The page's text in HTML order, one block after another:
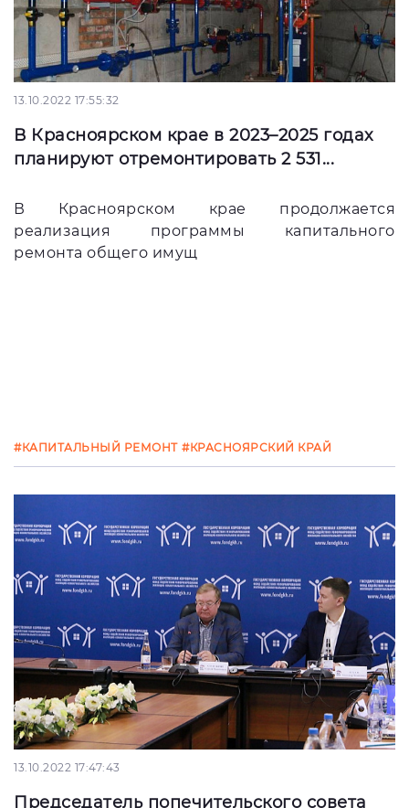
13.10.2022 17:55:32
В Красноярском крае в 2023–2025 годах
планируют отремонтировать 2 531...
В Красноярском крае продолжается
реализация программы капитального
ремонта общего имущ
#КАПИТАЛЬНЫЙ РЕМОНТ #КРАСНОЯРСКИЙ КРАЙ
13.10.2022 17:47:43
Председатель попечительского совета